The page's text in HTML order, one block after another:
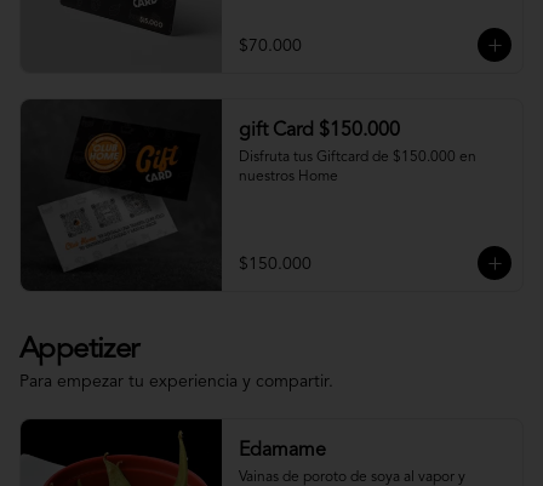
$70.000
gift Card $150.000
Disfruta tus Giftcard de $150.000 en
nuestros Home
$150.000
Appetizer
Para empezar tu experiencia y compartir.
Edamame
Vainas de poroto de soya al vapor y